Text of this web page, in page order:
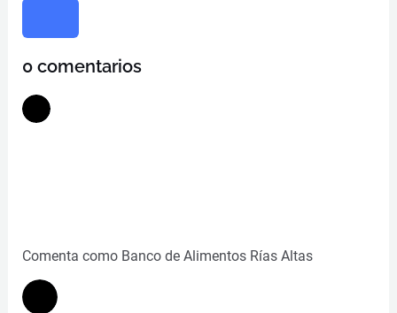
0 comentarios
Comenta como Banco de Alimentos Rías Altas